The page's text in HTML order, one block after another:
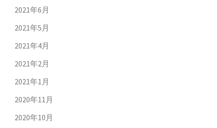
2021年6月
2021年5月
2021年4月
2021年2月
2021年1月
2020年11月
2020年10月